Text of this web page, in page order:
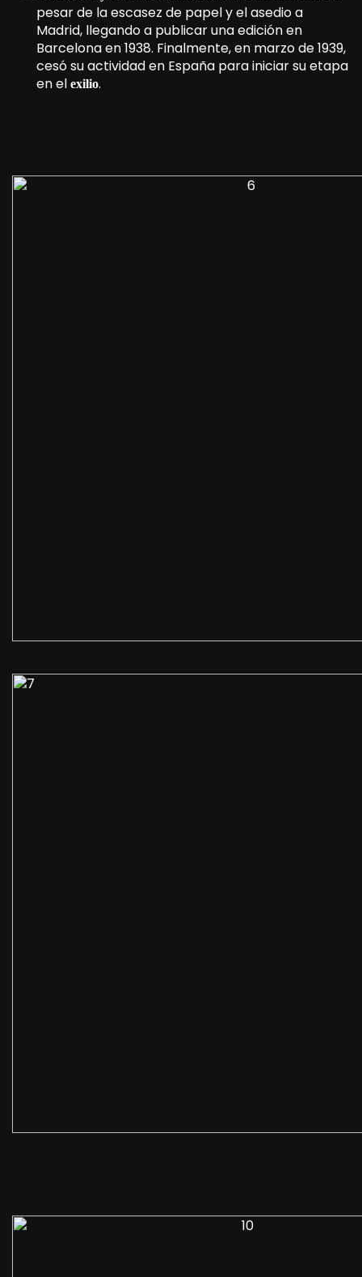
pesar de la escasez de papel y el asedio a
Madrid, llegando a publicar una edición en
Barcelona en 1938. Finalmente, en marzo de 1939,
cesó su actividad en España para iniciar su etapa
en el exilio.